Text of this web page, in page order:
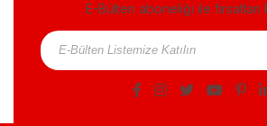
E-Bülten aboneliği ile fırsatları